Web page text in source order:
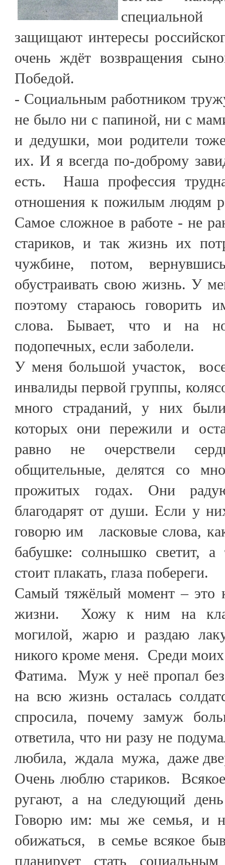
защищают интересы
очень ждёт возвращения
Победой.
- Социальным работником
не было ни с папиной, ни с
и дедушки, мои родители
их. И я всегда по-доброму
есть. Наша профессия
отношения к пожилым людям
Самое сложное в работе - не
стариков, и так жизнь их
чужбине, потом,
обустраивать свою жизнь. У
поэтому стараюсь говорить
слова. Бывает, что и на
подопечных, если заболели.
У меня большой участок,
инвалиды первой группы,
много страданий, у них
которых они пережили и
равно не очерствели
общительные, делятся со
прожитых годах. Они
благодарят от души. Если у
говорю им ласковые слова,
бабушке: солнышко светит,
стоит плакать, глаза побереги.
Самый тяжёлый момент – это
жизни. Хожу к ним на
могилой, жарю и раздаю
никого кроме меня. Среди
Фатима. Муж у неё пропал без
на всю жизнь осталась
спросила, почему замуж
ответила, что ни разу не
любила, ждала мужа, даже
Очень люблю стариков.
ругают, а на следующий
Говорю им: мы же семья, и
обижаться, в семье всякое
планирует стать